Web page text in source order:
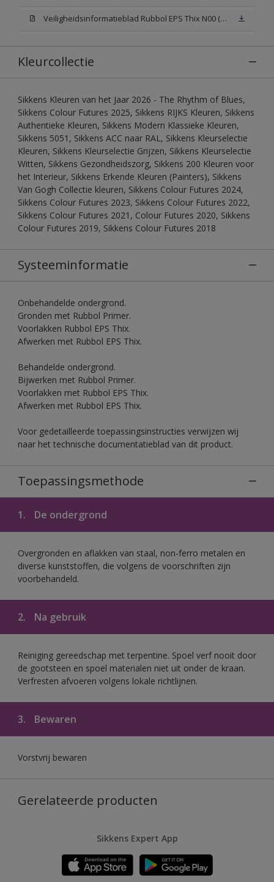
Veiligheidsinformatieblad Rubbol EPS Thix N00 (MSDS)
Kleurcollectie
Sikkens Kleuren van het Jaar 2026 - The Rhythm of Blues,
Sikkens Colour Futures 2025, Sikkens RIJKS Kleuren, Sikkens
Authentieke Kleuren, Sikkens Modern Klassieke Kleuren,
Sikkens 5051, Sikkens ACC naar RAL, Sikkens Kleurselectie
Kleuren, Sikkens Kleurselectie Grijzen, Sikkens Kleurselectie
Witten, Sikkens Gezondheidszorg, Sikkens 200 Kleuren voor
het Interieur, Sikkens Erkende Kleuren (Painters), Sikkens
Van Gogh Collectie kleuren, Sikkens Colour Futures 2024,
Sikkens Colour Futures 2023, Sikkens Colour Futures 2022,
Sikkens Colour Futures 2021, Colour Futures 2020, Sikkens
Colour Futures 2019, Sikkens Colour Futures 2018
Systeeminformatie
Onbehandelde ondergrond.
Gronden met Rubbol Primer.
Voorlakken Rubbol EPS Thix.
Afwerken met Rubbol EPS Thix.
Behandelde ondergrond.
Bijwerken met Rubbol Primer.
Voorlakken met Rubbol EPS Thix.
Afwerken met Rubbol EPS Thix.
Voor gedetailleerde toepassingsinstructies verwijzen wij
naar het technische documentatieblad van dit product.
Toepassingsmethode
1. De ondergrond
Overgronden en aflakken van staal, non-ferro metalen en
diverse kunststoffen, die volgens de voorschriften zijn
voorbehandeld.
2. Na gebruik
Reiniging gereedschap met terpentine. Spoel verf nooit door
de gootsteen en spoel materialen niet uit onder de kraan.
Verfresten afvoeren volgens lokale richtlijnen.
3. Bewaren
Vorstvrij bewaren
Gerelateerde producten
Sikkens Expert App